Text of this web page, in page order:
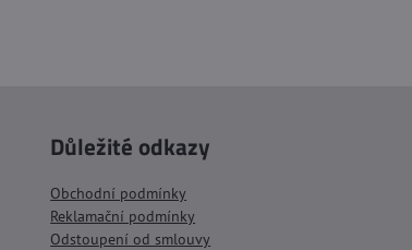
Důležité odkazy
Obchodní podmínky
Reklamační podmínky
Odstoupení od smlouvy